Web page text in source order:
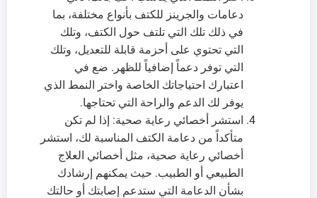
دعامات والجرينز للكتف بأنواع مختلفة، بما
في ذلك تلك التي تلتف حول الكتف، وتلك
التي تحتوي على أحزمة قابلة للتعديل، وتلك
التي توفر دعماً إضافياً للظهر. ضع في
اعتبارك احتياجاتك الخاصة واختر النمط الذي
يوفر لك الدعم والراحة التي تحتاجها.
استشر أخصائي رعاية صحية: إذا لم تكن
متأكداً من دعامة الكتف المناسبة لك، استشر
أخصائي رعاية صحية، مثل أخصائي العلاج
الطبيعي أو الطبيب. حيث يمكنهم إرشادك
بشأن الدعامة التي ستدعم إصابتك أو حالتك